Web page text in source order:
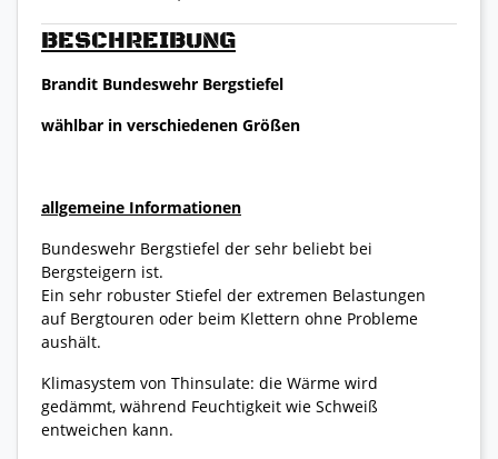
BESCHREIBUNG
Brandit Bundeswehr Bergstiefel
wählbar in verschiedenen Größen
allgemeine Informationen
Bundeswehr Bergstiefel der sehr beliebt bei
Bergsteigern ist.
Ein sehr robuster Stiefel der extremen Belastungen
auf Bergtouren oder beim Klettern ohne Probleme
aushält.
Klimasystem von Thinsulate: die Wärme wird
gedämmt, während Feuchtigkeit wie Schweiß
entweichen kann.